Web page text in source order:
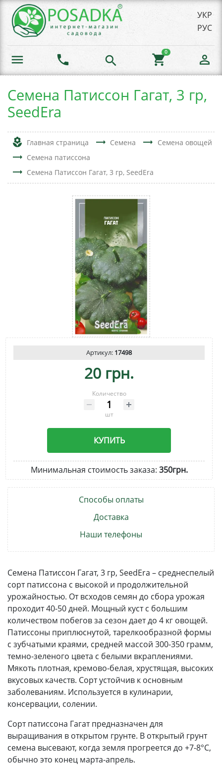
УКР
РУС
menu phone search shopping_cart
0
person_outline
Семена Патиссон Гагат, 3 гр,
SeedEra
local_florist Главная страница trending_flat Семена trending_flat Семена овощей
trending_flat Семена патиссона
trending_flat Семена Патиссон Гагат, 3 гр, SeedEra
Артикул: 17498
20 грн.
Количество
шт
КУПИТЬ
Минимальная стоимость заказа: 350грн.
Способы оплаты
Доставка
Наши телефоны
Семена Патиссон Гагат, 3 гр, SeedEra – среднеспелый
сорт патиссона с высокой и продолжительной
урожайностью. От всходов семян до сбора урожая
проходит 40-50 дней. Мощный куст с большим
количеством побегов за сезон дает до 4 кг овощей.
Патиссоны приплюснутой, тарелкообразной формы
с зубчатыми краями, средней массой 300-350 грамм,
темно-зеленого цвета с белыми вкраплениями.
Мякоть плотная, кремово-белая, хрустящая, высоких
вкусовых качеств. Сорт устойчив к основным
заболеваниям. Используется в кулинарии,
консервации, солении.
Сорт патиссона Гагат предназначен для
выращивания в открытом грунте. В открытый грунт
семена высевают, когда земля прогреется до +7-8°С,
обычно это конец марта-апрель.